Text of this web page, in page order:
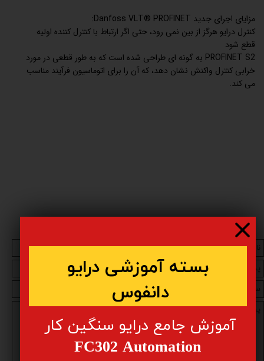
مزایای اجرای جدید Danfoss VLT® PROFINET:
کنترل درایو هرگز از بین نمی رود، حتی اگر ارتباط با کنترل کننده اولیه
قطع شود
PROFINET S2 به گونه ای طراحی شده است که به طور قطعی در مورد
خرابی کنترل واکنش نشان دهد، که آن را برای اتوماسیون فرآیند مناسب
می کند.
​​بسته آموزشی درایو
دانفوس
​آموزش جامع درایو سنگین کار